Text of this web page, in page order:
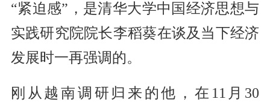
“紧迫感”，是清华大学中国经济思想与
实践研究院院长李稻葵在谈及当下经济
发展时一再强调的。
刚从越南调研归来的他，在11月30